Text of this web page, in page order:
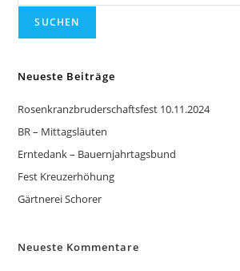
SUCHEN
Neueste Beiträge
Rosenkranzbruderschaftsfest 10.11.2024
BR – Mittagsläuten
Erntedank – Bauernjahrtagsbund
Fest Kreuzerhöhung
Gärtnerei Schorer
Neueste Kommentare